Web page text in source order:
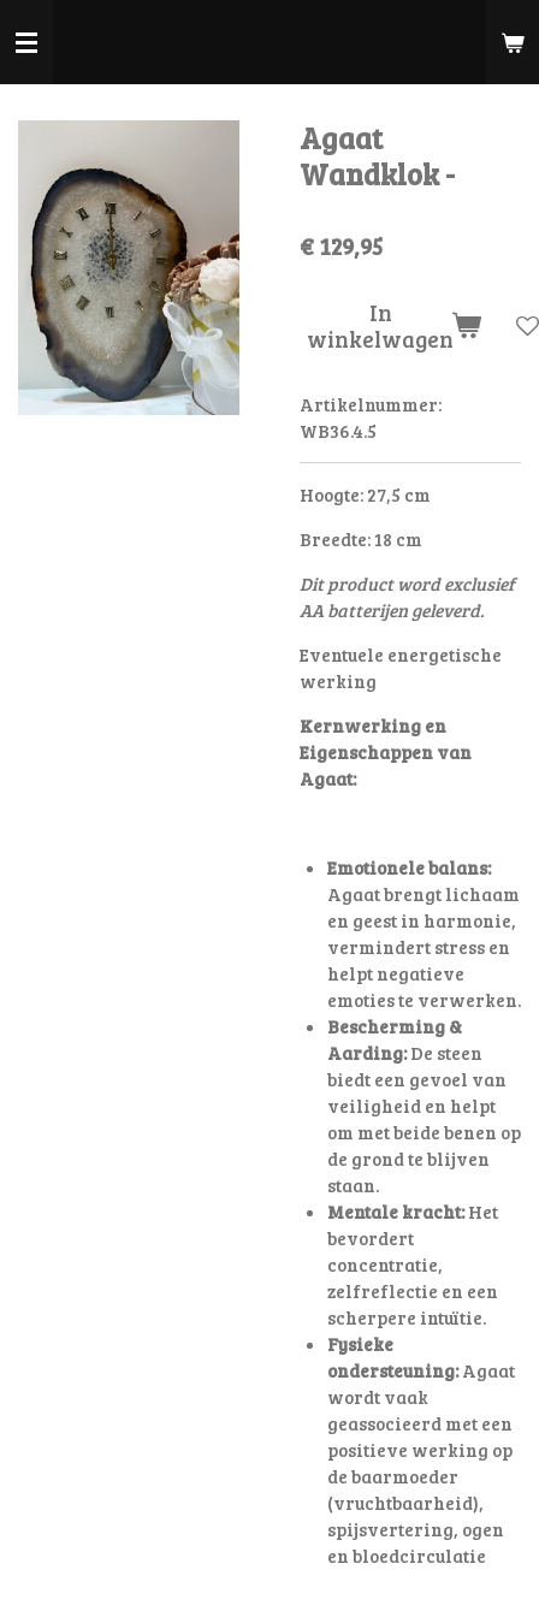
direct
Agaat
Wandklok -
€ 129,95
In
winkelwagen
Artikelnummer:
WB36.4.5
Hoogte: 27,5 cm
Breedte: 18 cm
Dit product word exclusief
AA batterijen geleverd.
Eventuele energetische
werking
Kernwerking en
Eigenschappen van
Agaat:
Emotionele balans:
Agaat brengt lichaam
en geest in harmonie,
vermindert stress en
helpt negatieve
emoties te verwerken.
Bescherming &
Aarding:De steen
biedt een gevoel van
veiligheid en helpt
om met beide benen op
de grond te blijven
staan.
Mentale kracht:Het
bevordert
concentratie,
zelfreflectie en een
scherpere intuïtie.
Fysieke
ondersteuning:Agaat
wordt vaak
geassocieerd met een
positieve werking op
de baarmoeder
(vruchtbaarheid),
spijsvertering, ogen
en bloedcirculatie